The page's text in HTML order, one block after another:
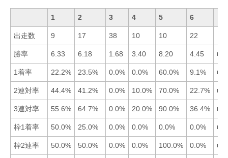
1 2 3 4 5 6
出走数 9 17 38 10 10 22
勝率 6.33 6.18 1.68 3.40 8.20 4.45
1着率 22.2% 23.5% 0.0% 0.0% 60.0% 9.1%
2連対率 44.4% 41.2% 0.0% 10.0% 70.0% 22.7%
3連対率 55.6% 64.7% 0.0% 20.0% 90.0% 36.4%
枠1着率 50.0% 25.0% 0.0% 0.0% 0.0% 0.0%
枠2連率 50.0% 50.0% 0.0% 0.0% 100.0% 0.0%